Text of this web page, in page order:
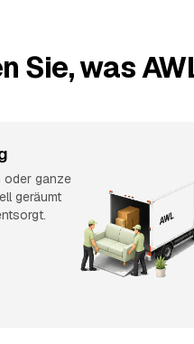
Sie, was
oder ganze
geräumt